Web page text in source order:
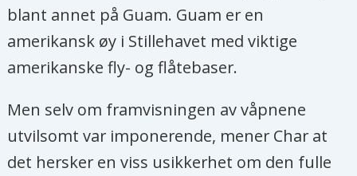
blant annet på Guam. Guam er en
amerikansk øy i Stillehavet med viktige
amerikanske fly- og flåtebaser.
Men selv om framvisningen av våpnene
utvilsomt var imponerende, mener Char at
det hersker en viss usikkerhet om den fulle